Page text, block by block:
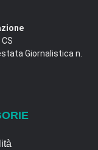
Giornalistica n.